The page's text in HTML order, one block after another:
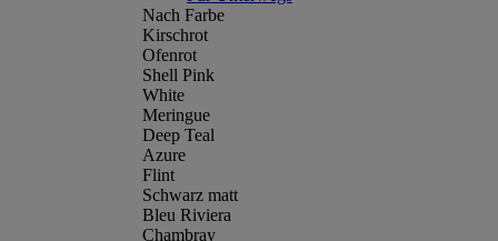
Nach Farbe
Kirschrot
Ofenrot
Shell Pink
White
Meringue
Deep Teal
Azure
Flint
Schwarz matt
Bleu Riviera
Chambray